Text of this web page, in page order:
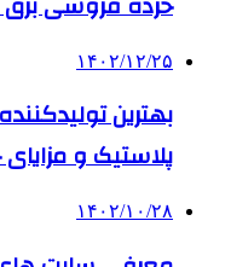
۱۴۰۲/۱۲/۲۵
بهترین
پلاستیک و مزایای
۱۴۰۲/۱۰/۲۸